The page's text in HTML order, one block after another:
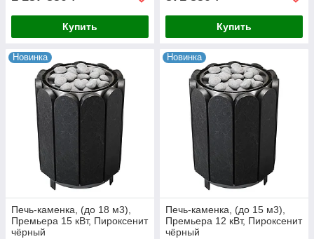
Купить Купить
Новинка
Печь-каменка, (до 18 м3),
Премьера 15 кВт, Пироксенит
чёрный
Новинка
Печь-каменка, (до 15 м3),
Премьера 12 кВт, Пироксенит
чёрный